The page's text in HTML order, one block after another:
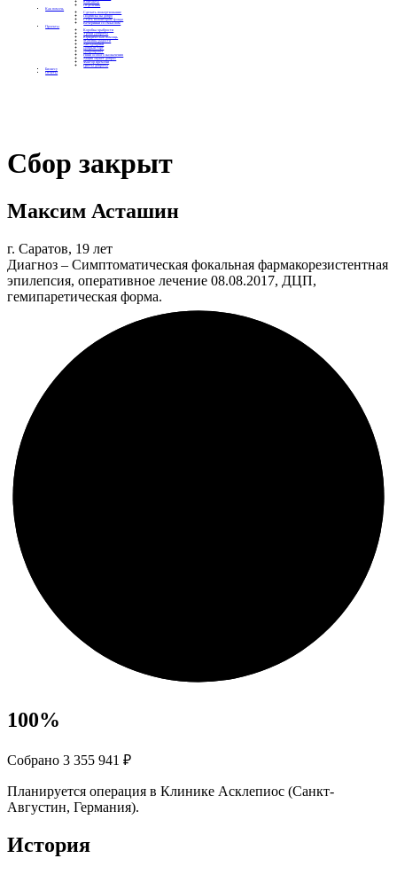
Контакты
Отделения
Как помочь
Сделать пожертвование
Подписка на добро
Стать волонтером фонда
Вечеринки со смыслом
Проекты
Коробка храбрости
Уроки Доброты
Юридическая помощь
Мамины радости
Автодобряки
Добрый торт
Добропробег
Няни особого назначения
Акция «Букет добра»
Фактор времени
Цветы доброты
Бизнесу
Отчеты
Сбор закрыт
Максим Асташин
г. Саратов, 19 лет
Диагноз – Симптоматическая фокальная фармакорезистентная
эпилепсия, оперативное лечение 08.08.2017, ДЦП,
гемипаретическая форма.
100%
Собрано 3 355 941 ₽
Планируется операция в Клинике Асклепиос (Санкт-
Августин, Германия).
История